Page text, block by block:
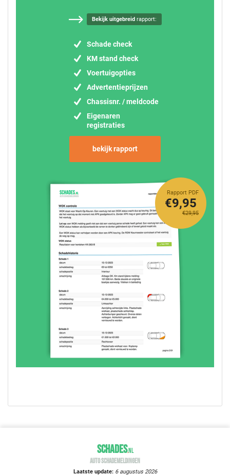
Bekijk uitgebreid rapport:
Schade check
KM stand check
Voertuigopties
Advertentieprijzen
Chassisnr. / meldcode
Eigenaren
registraties
bekijk rapport
Rapport PDF
€29,95
€9,95
SCHADES.NL
AUTO SCHADEMELDINGEN
Laatste update: 6 augustus 2026